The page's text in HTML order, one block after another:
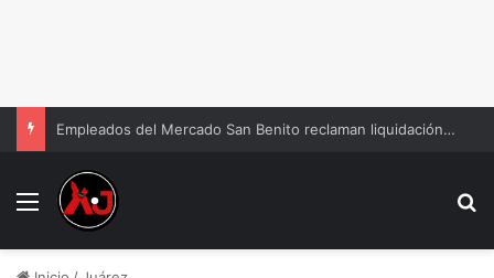
Empleados del Mercado San Benito reclaman liquidación tras cierre
Menu